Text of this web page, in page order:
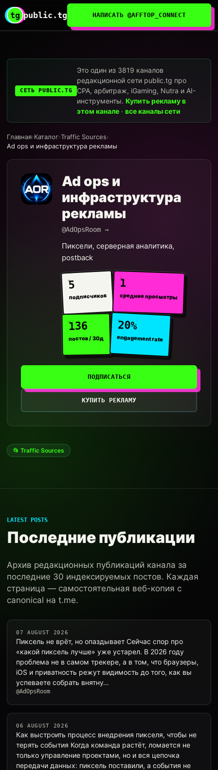
tg public.tg НАПИСАТЬ @AFFTOP_CONNECT
СЕТЬ PUBLIC.TG
Это один из 3819 каналов
редакционной сети public.tg про
CPA, арбитраж, iGaming, Nutra и AI-
инструменты.Купить рекламу в
этом канале ·все каналы сети
Главная›Каталог›Traffic Sources›
Ad ops и инфраструктура рекламы
Ad ops и
инфраструктура
рекламы
@AdOpsRoom →
Пиксели, серверная аналитика,
postback
5
подписчиков
1
средние просмотры
136
постов / 30д
20%
engagement rate
ПОДПИСАТЬСЯ
КУПИТЬ РЕКЛАМУ
📂 Traffic Sources
LATEST POSTS
Последние публикации
Архив редакционных публикаций канала за
последние 30 индексируемых постов. Каждая
страница — самостоятельная веб-копия с
canonical на t.me.
07 AUGUST 2026
Пиксель не врёт, но опаздывает Сейчас спор про
«какой пиксель лучше» уже устарел. В 2026 году
проблема не в самом трекере, а в том, что браузеры,
iOS и приватность режут видимость до того, как вы
успеваете собрать внятну…
@AdOpsRoom
06 AUGUST 2026
Как выстроить процесс внедрения пикселя, чтобы не
терять события Когда команда растёт, ломается не
только управление проектами, но и вся цепочка
передачи данных: пиксель поставили, а события не